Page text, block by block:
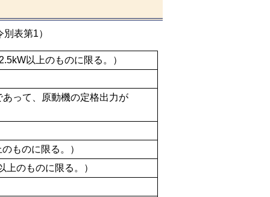
表第1）
以上のものに限る。）
って、原動機の定格出力が
ものに限る。）
のものに限る。）